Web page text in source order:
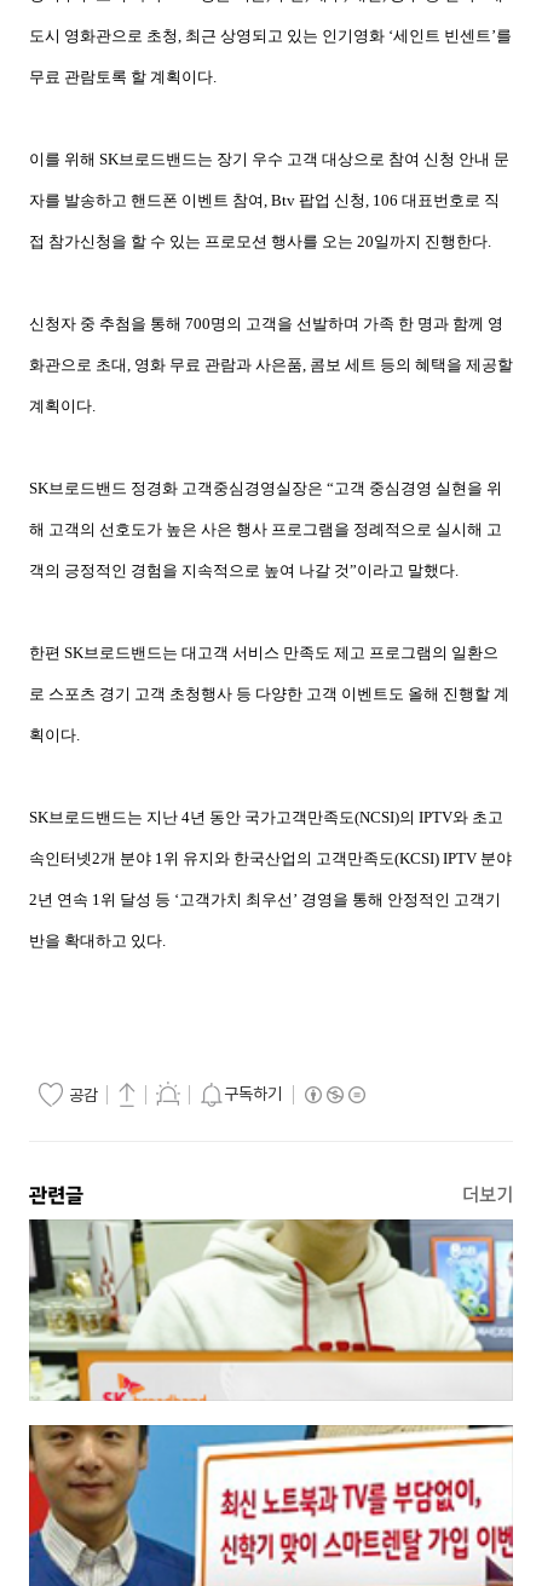
도시 영화관으로 초청 최근 상영되고 있는 인기영화 ‘세인트 빈센트’를
무료 관람토록 할 계획이다
이를 위해 SK브로드밴드는 장기 우수 고객 대상으로 참여 신청 안내 문
자를 발송하고 핸드폰 이벤트 참여 , Btv 팝업 신청 , 106 대표번호로 직
접 참가신청을 할 수 있는 프로모션 행사를 오는 20일까지 진행한다
신청자 중 추첨을 통해 700명의 고객을 선발하며 가족 한 명과 함께 영
화관으로 초대 영화 무료 관람과 사은품 콤보 세트 등의 혜택을 제공할
계획이다
SK브로드밴드 정경화 고객중심경영실장은 “고객 중심경영 실현을 위
해 고객의 선호도가 높은 사은 행사 프로그램을 정례적으로 실시해 고
객의 긍정적인 경험을 지속적으로 높여 나갈 것”이라고 말했다
한편 SK브로드밴드는 대고객 서비스 만족도 제고 프로그램의 일환으
로 스포츠 경기 고객 초청행사 등 다양한 고객 이벤트도 올해 진행할 계
획이다
SK브로드밴드는 지난 4년 동안 국가고객만족도(NCSI)의 IPTV와 초고
속인터넷2개 분야 1 위 유지와 한국산업의 고객만족도(KCSI) IPTV 분야
2년 연속 1 위 달성 등 ‘고객가치 최우선’ 경영을 통해 안정적인 고객기
반을 확대하고 있다
공감 구독하기
관련글 더보기